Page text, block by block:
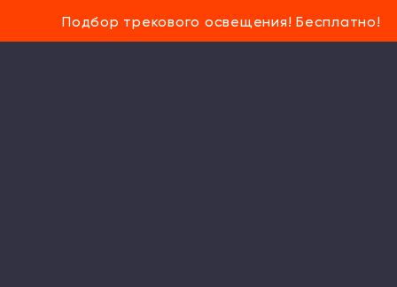
Подбор трекового освещения! Бесплатно!